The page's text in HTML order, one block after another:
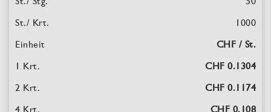
1000
CHF / St.
CHF 0.1304
CHF 0.1174
CHF 0.108